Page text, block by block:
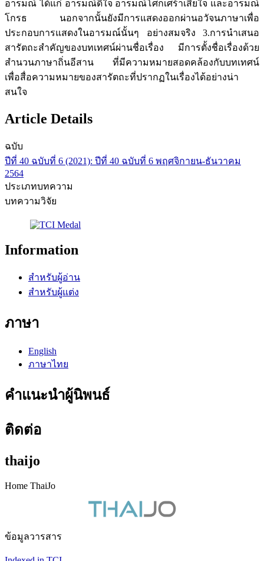
อารมณ์ ได้แก่ อารมณ์ดีใจ อารมณ์โศกเศร้าเสียใจ และอารมณ์
โกรธ นอกจากนั้นยังมีการแสดงออกผ่านอวัจนภาษาเพื่อ
ประกอบการแสดงในอารมณ์นั้นๆ อย่างสมจริง 3.การนำเสนอ
สารัตถะสำคัญของบทเทศน์ผ่านชื่อเรื่อง มีการตั้งชื่อเรื่องด้วย
สำนวนภาษาถิ่นอีสาน ที่มีความหมายสอดคล้องกับบทเทศน์
เพื่อสื่อความหมายของสารัตถะที่ปรากฏในเรื่องได้อย่างน่า
สนใจ
Article Details
ฉบับ
ปีที่ 40 ฉบับที่ 6 (2021): ปีที่ 40 ฉบับที่ 6 พฤศจิกายน-ธันวาคม
2564
ประเภทบทความ
บทความวิจัย
Information
สำหรับผู้อ่าน
สำหรับผู้แต่ง
ภาษา
English
ภาษาไทย
คำแนะนำผู้นิพนธ์
ติดต่อ
thaijo
Home ThaiJo
ข้อมูลวารสาร